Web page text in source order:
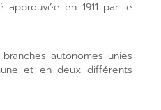
en 1911 par le
autonomes unies
et en deux différents